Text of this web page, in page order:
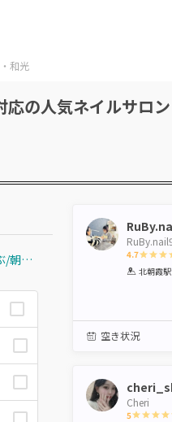
和光
の人気ネイルサロ
関東/埼玉県/エリアから選ぶ/朝霞・志木・和光 4.7
1 2 3 4
北朝霞駅
空き状況
Cheri
5